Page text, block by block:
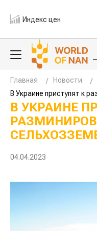
Индекс цен
Главная
Новости
В Украине приступят к
В УКРАИНЕ
04.04.2023